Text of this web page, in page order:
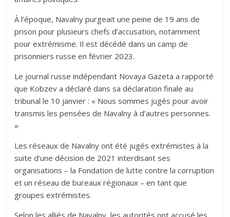
À l’époque, Navalny purgeait une peine de 19 ans de
prison pour plusieurs chefs d’accusation, notamment
pour extrémisme. Il est décédé dans un camp de
prisonniers russe en février 2023.
Le journal russe indépendant Novaya Gazeta a rapporté
que Kobzev a déclaré dans sa déclaration finale au
tribunal le 10 janvier : « Nous sommes jugés pour avoir
transmis les pensées de Navalny à d’autres personnes.
»
Les réseaux de Navalny ont été jugés extrémistes à la
suite d’une décision de 2021 interdisant ses
organisations – la Fondation de lutte contre la corruption
et un réseau de bureaux régionaux – en tant que
groupes extrémistes.